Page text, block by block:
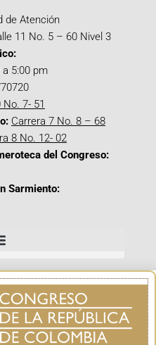
de Atención
11 No. 5 – 60 Nivel 3
5:00 pm
No. 7- 51
Carrera 7 No. 8 – 68
8 No. 12- 02
del Congreso:
Sarmiento: